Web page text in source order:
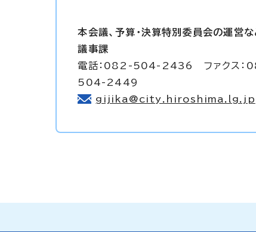
本会議、予算・決算特別委員会の運営な
議事課
電話：082-504-2436 ファクス：
504-2449
gijika@city.hiroshima.lg.jp